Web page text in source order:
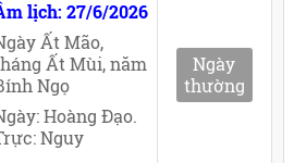
lịch: 27/6/2026
Ất Mão,
Ất Mùi, năm
Ngọ
Hoàng Đạo.
Nguy
Ngày
thường